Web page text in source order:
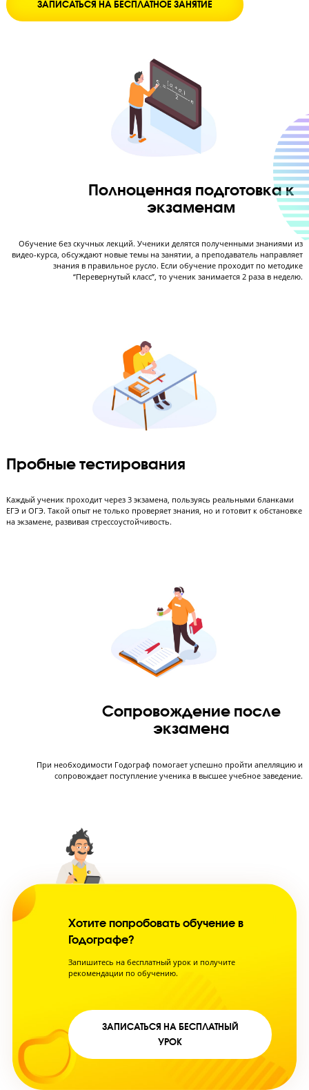
Как проходит обучение в Годографе:
Первый бесплатный урок
Тестирование на реальных бланках экзамена, знакомство с
постановка целей подготовки.
Полноценная
экзаменам
знания в правильное русло. Если обучение проходит по
“Перевернутый класс”, то ученик занимается 2 раза в
Каждый ученик проходит через 3 экзамена, пользуясь реальными
ЕГЭ и ОГЭ. Такой опыт не только проверяет знания, но и готовит к
на экзамене, развивая стрессоустойчивость.
Сопровождение